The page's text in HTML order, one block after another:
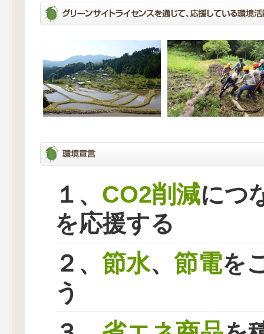
１、 CO2削減につ
を応援する
２、 節水、 節電を
う